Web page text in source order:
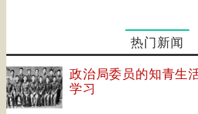
热门新闻
政治局委员的知青生
学习